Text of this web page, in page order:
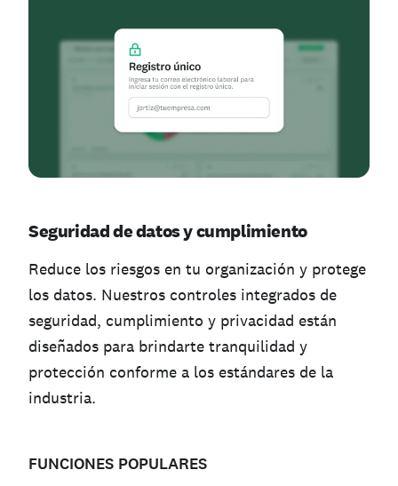
Seguridad de datos y cumplimiento
Reduce los riesgos en tu organización y protege
los datos. Nuestros controles integrados de
seguridad, cumplimiento y privacidad están
diseñados para brindarte tranquilidad y
protección conforme a los estándares de la
industria.
FUNCIONES POPULARES